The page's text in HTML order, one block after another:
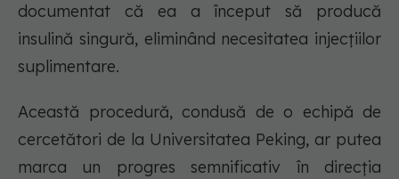
documentat că ea a început să producă
insulină singură, eliminând necesitatea injecțiilor
suplimentare.
Această procedură, condusă de o echipă de
cercetători de la Universitatea Peking, ar putea
marca un progres semnificativ în direcția